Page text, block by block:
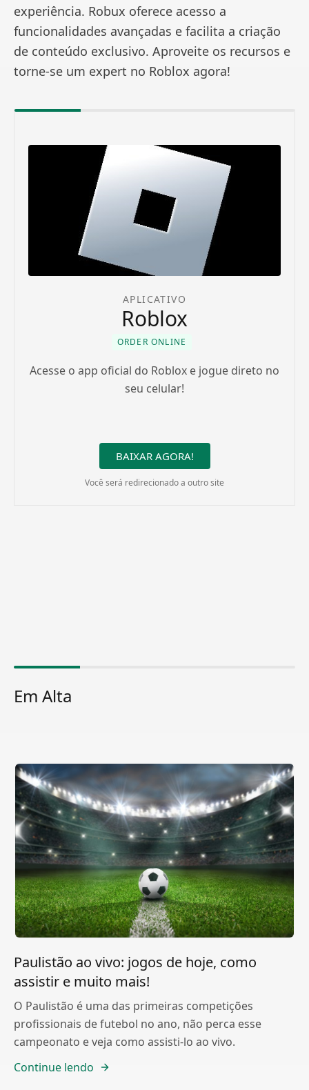
experiência. Robux oferece acesso a
funcionalidades avançadas e facilita a criação
de conteúdo exclusivo. Aproveite os recursos e
torne-se um expert no Roblox agora!
APLICATIVO
Roblox
ORDER ONLINE
Acesse o app oficial do Roblox e jogue direto no
seu celular!
BAIXAR AGORA!
Você será redirecionado a outro site
Em Alta
Paulistão ao vivo: jogos de hoje, como
assistir e muito mais!
O Paulistão é uma das primeiras competições
profissionais de futebol no ano, não perca esse
campeonato e veja como assisti-lo ao vivo.
Continue lendo